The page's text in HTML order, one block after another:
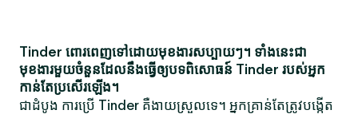
Tinder ពោរពេញទៅដោយមុខងារសប្បាយៗ។ ទាំងនេះជា
មុខងារមួយចំនួនដែលនឹងធ្វើឲ្យបទពិសោធន៍ Tinder របស់អ្នក
កាន់តែប្រសើរឡើង។
ជាដំបូង ការប្រើ Tinder គឺងាយស្រួលទេ។ អ្នកគ្រាន់តែត្រូវបង្កើត